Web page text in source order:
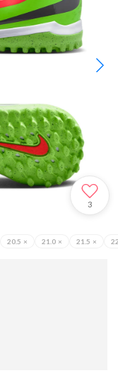
3
20.5 × 21.0 × 21.5 ×